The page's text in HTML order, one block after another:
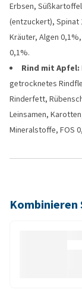
Erbsen,
(entzuckert), Spinat
Kräuter, Algen
0,1%.
Rind mit Apfel:
getrocknetes
Rinderfett,
Leinsamen,
Mineralstoffe, FOS
Kombinieren